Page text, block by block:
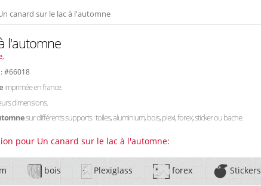
canard sur le lac à l'automne
l'automne
,
: #66018
imprimée en france.
dimensions.
sur différents supports : toiles, aluminium, bois, plexi, forex, sticker ou bache.
pour Un canard sur le lac à l'automne:
bois Plexiglass forex Stickers